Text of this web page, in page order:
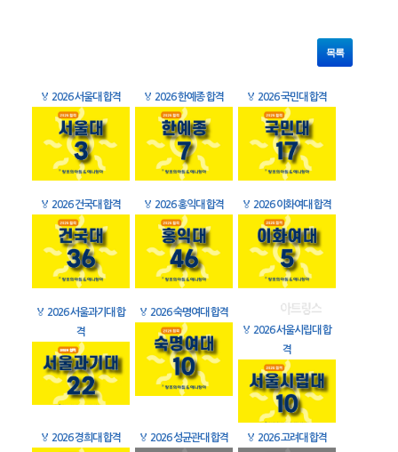
목록
🏅 2026 서울대 합격 🏅 2026 한예종 합격 🏅 2026 국민대 합격
🏅 2026 건국대 합격 🏅 2026 홍익대 합격 🏅 2026 이화여대 합격
🏅 2026 서울과기대 합
격
🏅 2026 숙명여대 합격
🏅 2026 서울시립대 합
격
🏅 2026 경희대 합격 🏅 2026 성균관대 합격 🏅 2026 고려대 합격